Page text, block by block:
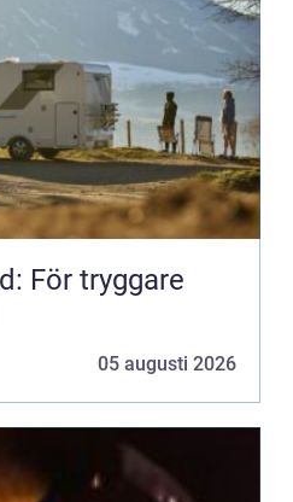
För tryggare
05 augusti 2026